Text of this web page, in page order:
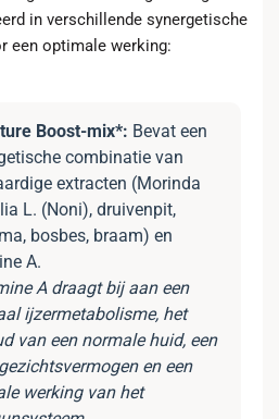
in verschillende synergetische
een optimale werking:
Boost-mix*: Bevat een
combinatie van
extracten (Morinda
L. (Noni), druivenpit,
bosbes, braam) en
A.
A draagt bij aan een
ijzermetabolisme, het
van een normale huid, een
en een
werking van het